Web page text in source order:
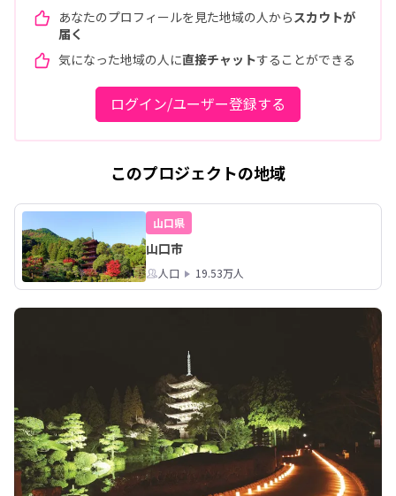
あなたのプロフィールを見た地域の人から スカウトが
届く
気になった地域の人に直接チャットすることができる
ログイン/ユーザー登録する
このプロジェクトの地域
山口県
山口市
人口 19.53万人